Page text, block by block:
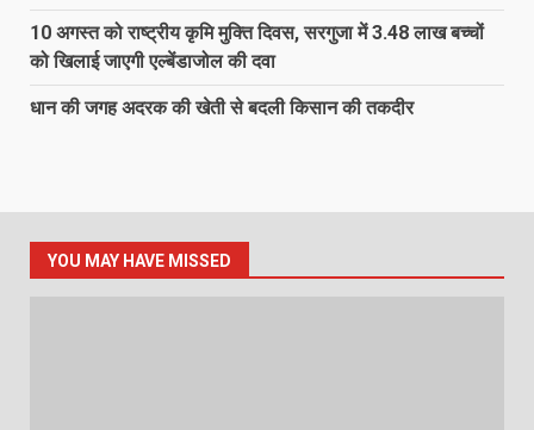
10 अगस्त को राष्ट्रीय कृमि मुक्ति दिवस, सरगुजा में 3.48 लाख बच्चों
को खिलाई जाएगी एल्बेंडाजोल की दवा
धान की जगह अदरक की खेती से बदली किसान की तकदीर
YOU MAY HAVE MISSED